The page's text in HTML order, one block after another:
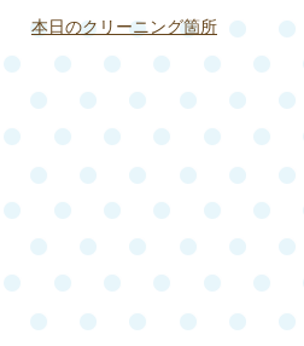
本日のクリーニング箇所